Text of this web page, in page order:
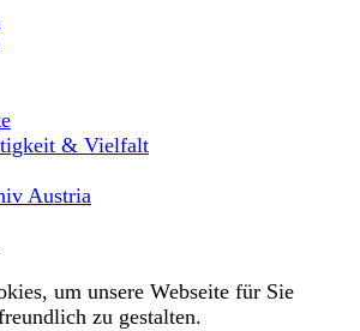
& Vielfalt
Austria
um unsere Webseite für Sie
zu gestalten.